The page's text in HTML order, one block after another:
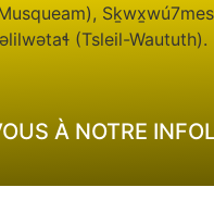
(Tsleil-Waututh).
À NOTRE